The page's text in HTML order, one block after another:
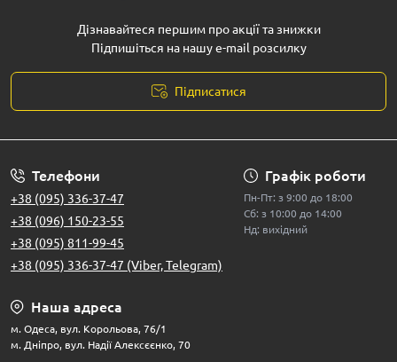
Дізнавайтеся першим про акції та знижки
Підпишіться на нашу e-mail розсилку
Підписатися
Телефони
+38 (095) 336-37-47
+38 (096) 150-23-55
+38 (095) 811-99-45
+38 (095) 336-37-47 (Viber, Telegram)
Графік роботи
Пн-Пт: з 9:00 до 18:00
Сб: з 10:00 до 14:00
Нд: вихідний
Наша адреса
м. Одеса, вул. Корольова, 76/1
м. Дніпро, вул. Надії Алексєєнко, 70